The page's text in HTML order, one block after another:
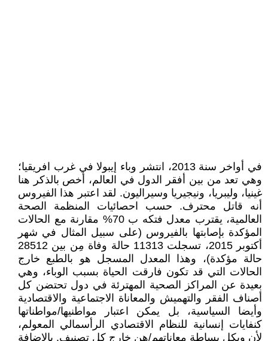
في أواخر سنة 2013، انتشر وباء إيبولا في غرب افريقيا؛
وهي تعد من بين أفقر الدول في العالم، أخص بالذكر هنا
غينيا، وليبريا، ونيجيريا وسيراليون. لقد اعتبر هذا الفيروس
أنه قاتل محترف. حسب احصائيات المنظمة الصحة
العالمية، يقترب معدل فتكه ب 70% مقارنة مع الحالات
المؤكدة بإصابتها بالفيروس (على سبيل المثال في شهر
أكتوبر 2015، تسجلت 11313 حالة وفاة مِن بين 28512
حالة مؤكدة)، وهذا المعدل المسجل هو بالطبع خارج
الحالات التي قد تكون فارقت الحياة بسبب الوباء، وهي
بعيدة عن المراكز الصحية المهترئة في دول تحتضن كل
أصناف الفقر والتهميش والمعاناة الاجتماعية والاقتصادية
وأيضا السياسية، بل يمكن اعتبار مواطنيها/مواطناتها
كنفايات إنسانية للنظام الاقتصادي الرأسمالي المعولم،
لأن وبكل بساطة معاناتهم/هن خارج كل تصنيف. بالإضافة